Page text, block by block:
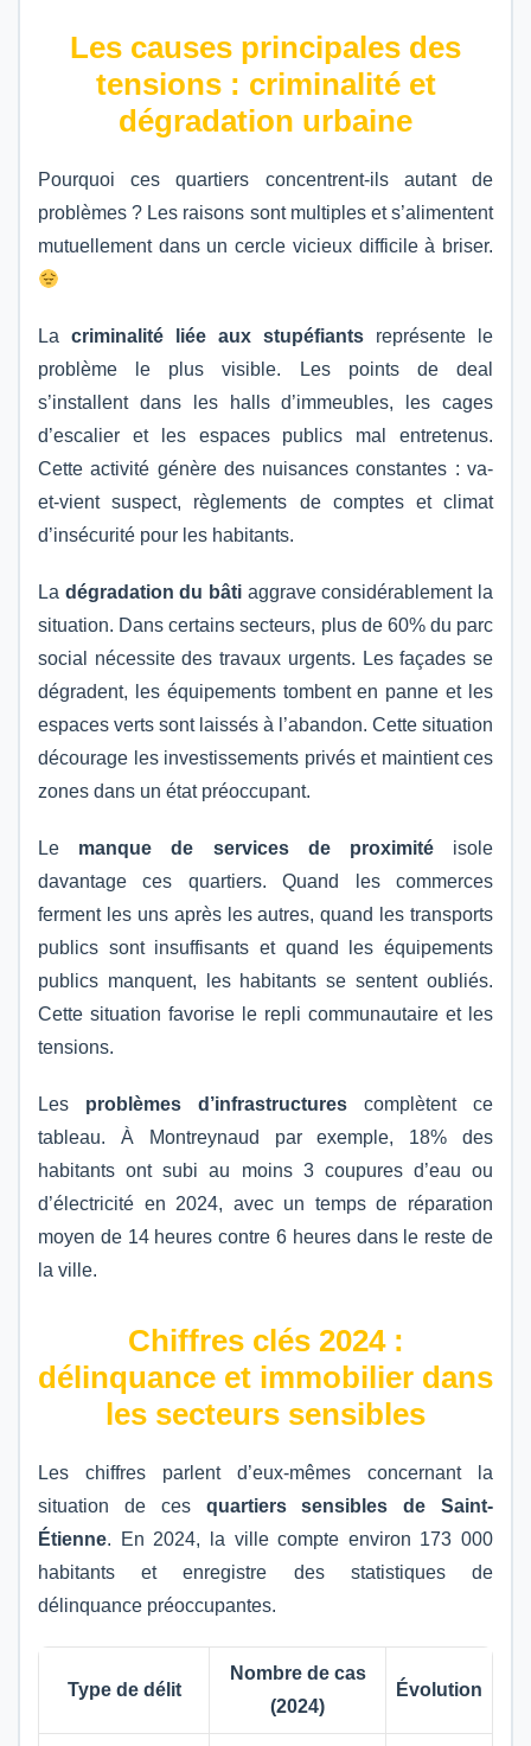
Les causes principales des
tensions : criminalité et
dégradation urbaine
Pourquoi ces quartiers concentrent-ils autant de
problèmes ? Les raisons sont multiples et s’alimentent
mutuellement dans un cercle vicieux difficile à briser.
La criminalité liée aux stupéfiants représente le
problème le plus visible. Les points de deal
s’installent dans les halls d’immeubles, les cages
d’escalier et les espaces publics mal entretenus.
Cette activité génère des nuisances constantes : va-
et-vient suspect, règlements de comptes et climat
d’insécurité pour les habitants.
La dégradation du bâti aggrave considérablement la
situation. Dans certains secteurs, plus de 60% du parc
social nécessite des travaux urgents. Les façades se
dégradent, les équipements tombent en panne et les
espaces verts sont laissés à l’abandon. Cette situation
décourage les investissements privés et maintient ces
zones dans un état préoccupant.
Le manque de services de proximitéisole
davantage ces quartiers. Quand les commerces
ferment les uns après les autres, quand les transports
publics sont insuffisants et quand les équipements
publics manquent, les habitants se sentent oubliés.
Cette situation favorise le repli communautaire et les
tensions.
Les problèmes d’infrastructures complètent ce
tableau. À Montreynaud par exemple, 18% des
habitants ont subi au moins 3 coupures d’eau ou
d’électricité en 2024, avec un temps de réparation
moyen de 14 heures contre 6 heures dans le reste de
la ville.
Chiffres clés 2024 :
délinquance et immobilier dans
les secteurs sensibles
Les chiffres parlent d’eux-mêmes concernant la
situation de ces quartiers sensibles de Saint-
Étienne. En 2024, la ville compte environ 173 000
habitants et enregistre des statistiques de
délinquance préoccupantes.
Type de délit
Nombre de cas
(2024)
Évolution